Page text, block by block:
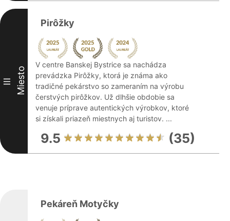
III Miesto
Pirôžky
V centre Banskej Bystrice sa nachádza
prevádzka Pirôžky, ktorá je známa ako
tradičné pekárstvo so zameraním na výrobu
čerstvých pirôžkov. Už dlhšie obdobie sa
venuje príprave autentických výrobkov, ktoré
si získali priazeň miestnych aj turistov. ...
9.5 (35)
Pekáreň Motyčky